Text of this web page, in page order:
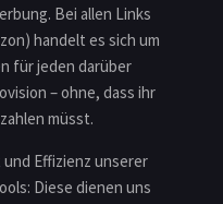
Bei allen Links
handelt es sich um
für jeden darüber
– ohne, dass ihr
müsst.
Effizienz unserer
Diese dienen uns